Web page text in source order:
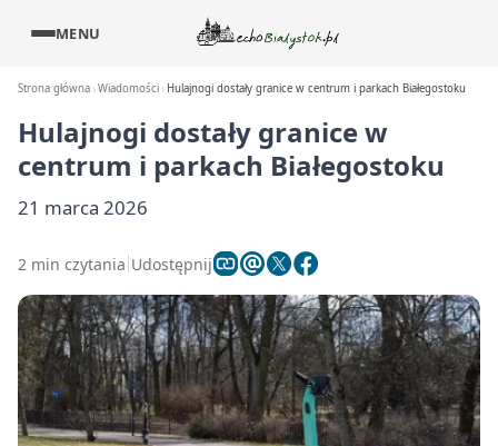
MENU
Strona główna Wiadomości Hulajnogi dostały granice w centrum i parkach Białegostoku
Hulajnogi dostały granice w
centrum i parkach Białegostoku
21 marca 2026
2 min czytania Udostępnij